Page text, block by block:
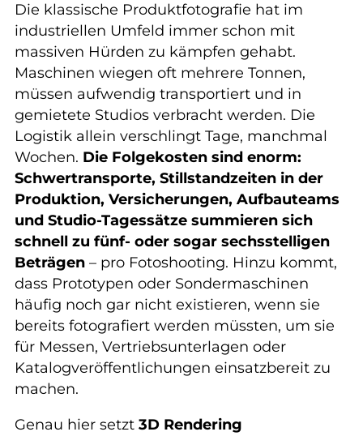
Die klassische Produktfotografie hat im
industriellen Umfeld immer schon mit
massiven Hürden zu kämpfen gehabt.
Maschinen wiegen oft mehrere Tonnen,
müssen aufwendig transportiert und in
gemietete Studios verbracht werden. Die
Logistik allein verschlingt Tage, manchmal
Wochen. Die Folgekosten sind enorm:
Schwertransporte, Stillstandzeiten in der
Produktion, Versicherungen, Aufbauteams
und Studio-Tagessätze summieren sich
schnell zu fünf- oder sogar sechsstelligen
Beträgen– pro Fotoshooting. Hinzu kommt,
dass Prototypen oder Sondermaschinen
häufig noch gar nicht existieren, wenn sie
bereits fotografiert werden müssten, um sie
für Messen, Vertriebsunterlagen oder
Katalogveröffentlichungen einsatzbereit zu
machen.
Genau hier setzt 3D Rendering